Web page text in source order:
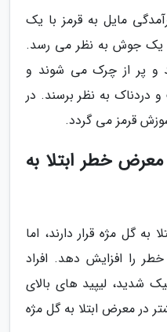
مایل به قرمز با یک
یک جوش به نظر می رسد.
و پر از چرک می شوند و
دردناک به نظر برسند. در
قرمز می گردد.
خطر ابتلا به
گل مژه قرار دارند، اما
را افزایش دهد. افراد
شدید، لیپید های بالای
در معرض ابتلا به گل مژه